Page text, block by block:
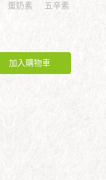
蛋奶素 五辛素
加入購物車